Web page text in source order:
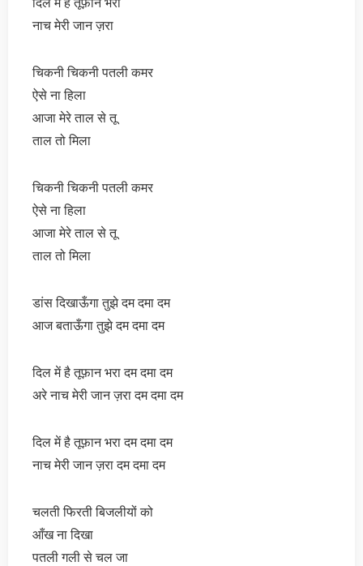
नाच मेरी जान ज़रा
चिकनी चिकनी पतली कमर
ऐसे ना हिला
आजा मेरे ताल से तू
ताल तो मिला
चिकनी चिकनी पतली कमर
ऐसे ना हिला
आजा मेरे ताल से तू
ताल तो मिला
डांस दिखाऊँगा तुझे दम दमा दम
आज बताऊँगा तुझे दम दमा दम
दिल में है तूफ़ान भरा दम दमा दम
अरे नाच मेरी जान ज़रा दम दमा दम
दिल में है तूफ़ान भरा दम दमा दम
नाच मेरी जान ज़रा दम दमा दम
चलती फिरती बिजलीयों को
आँख ना दिखा
पतली गली से चल जा